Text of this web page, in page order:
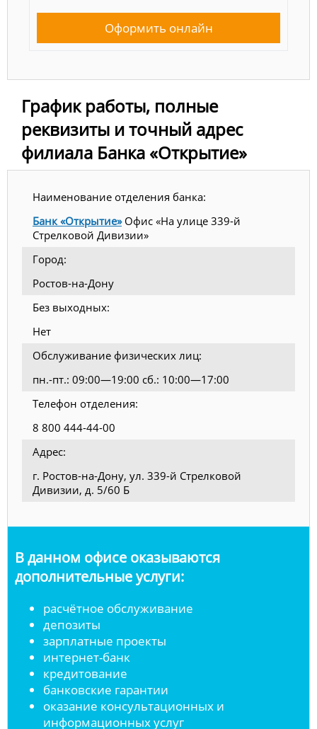
Оформить онлайн
График работы, полные
реквизиты и точный адрес
филиала Банка «Открытие»
Наименование отделения банка:
Банк «Открытие»Офис «На улице 339-й
Стрелковой Дивизии»
Город:
Ростов-на-Дону
Без выходных:
Нет
Обслуживание физических лиц:
пн.-пт.: 09:00—19:00 сб.: 10:00—17:00
Телефон отделения:
8 800 444-44-00
Адрес:
г. Ростов-на-Дону, ул. 339-й Стрелковой
Дивизии, д. 5/60 Б
В данном офисе оказываются
дополнительные услуги:
расчётное обслуживание
депозиты
зарплатные проекты
интернет-банк
кредитование
банковские гарантии
оказание консультационных и
информационных услуг